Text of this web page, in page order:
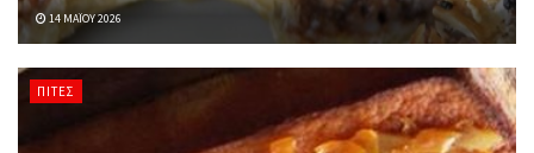
14 ΜΑΪ́ΟΥ 2026
ΠΊΤΕΣ